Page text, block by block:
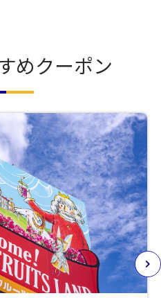
めクーポン